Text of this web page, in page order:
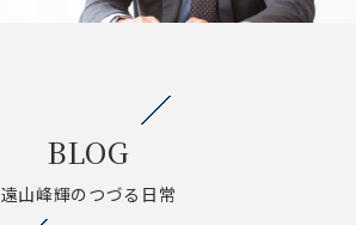
BLOG
遠山峰輝のつづる日常